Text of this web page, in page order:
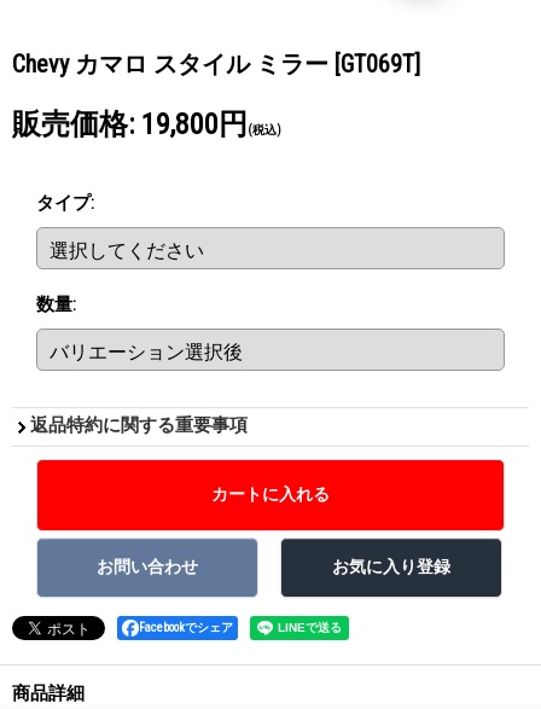
Chevy カマロ スタイル ミラー [GT069T]
販売価格: 19,800円 (税込)
タイプ:
数量:
返品特約に関する重要事項
Facebookでシェア
商品詳細